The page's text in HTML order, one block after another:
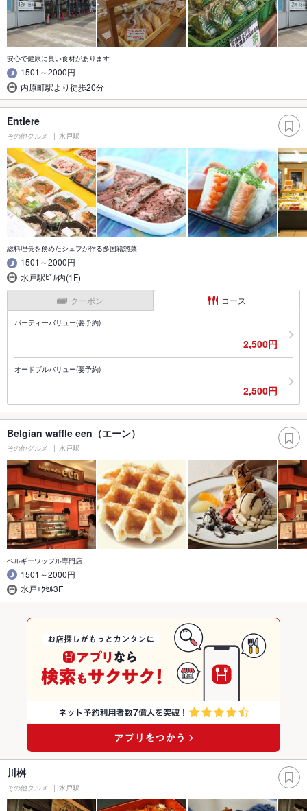
安心で健康に良い食材があります
1501～2000円
内原町駅より徒歩20分
Entiere
その他グルメ 水戸駅
総料理長を務めたシェフが作る多国籍惣菜
1501～2000円
水戸駅ﾋﾞﾙ内(1F)
クーポン コース
パーティーバリュー(要予約)
2,500円
オードブルバリュー(要予約)
2,500円
Belgian waffle een（エーン）
その他グルメ 水戸駅
ベルギーワッフル専門店
1501～2000円
水戸ｴｸｾﾙ3F
川桝
その他グルメ 水戸駅